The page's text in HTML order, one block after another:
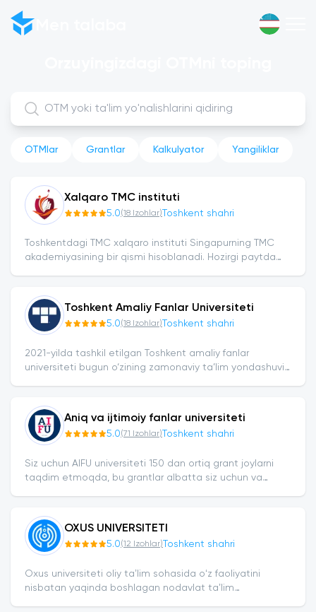
OTMlar Grantlar Kalkulyator Yangiliklar
Xalqaro TMC instituti
5.0(18 Izohlar) Toshkent shahri
Toshkentdagi TMC xalqaro instituti Singapurning TMC
akademiyasining bir qismi hisoblanadi. Hozirgi paytda
Toshkent Amaliy Fanlar Universiteti
5.0(18 Izohlar) Toshkent shahri
2021-yilda tashkil etilgan Toshkent amaliy fanlar
universiteti bugun o‘zining zamonaviy ta’lim yondashuvi,
Aniq va ijtimoiy fanlar universiteti
5.0(71 Izohlar) Toshkent shahri
Siz uchun AIFU universiteti 150 dan ortiq grant joylarni
taqdim etmoqda, bu grantlar albatta siz uchun va
OXUS UNIVERSITETI
5.0(12 Izohlar) Toshkent shahri
Oxus universiteti oliy taʼlim sohasida oʻz faoliyatini
nisbatan yaqinda boshlagan nodavlat taʼlim